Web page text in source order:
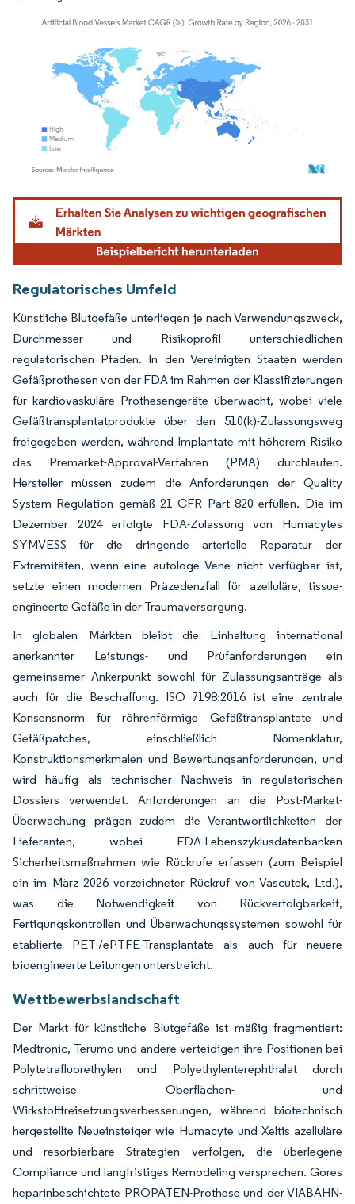
Bild © Mordor Intelligence. Wiederverwendung erfordert Namensnennung gemäß
Regulatorisches Umfeld
Künstliche Blutgefäße unterliegen je nach Verwendungszweck,
Durchmesser und Risikoprofil unterschiedlichen
regulatorischen Pfaden. In den Vereinigten Staaten werden
Gefäßprothesen von der FDA im Rahmen der Klassifizierungen
für kardiovaskuläre Prothesengeräte überwacht, wobei viele
Gefäßtransplantatprodukte über den 510(k)-Zulassungsweg
freigegeben werden, während Implantate mit höherem Risiko
das Premarket-Approval-Verfahren (PMA) durchlaufen.
Hersteller müssen zudem die Anforderungen der Quality
System Regulation gemäß 21 CFR Part 820 erfüllen. Die im
Dezember 2024 erfolgte FDA-Zulassung von Humacytes
SYMVESS für die dringende arterielle Reparatur der
Extremitäten, wenn eine autologe Vene nicht verfügbar ist,
setzte einen modernen Präzedenzfall für azelluläre, tissue-
engineerte Gefäße in der Traumaversorgung.
In globalen Märkten bleibt die Einhaltung international
anerkannter Leistungs- und Prüfanforderungen ein
gemeinsamer Ankerpunkt sowohl für Zulassungsanträge als
auch für die Beschaffung. ISO 7198:2016 ist eine zentrale
Konsensnorm für röhrenförmige Gefäßtransplantate und
Gefäßpatches, einschließlich Nomenklatur,
Konstruktionsmerkmalen und Bewertungsanforderungen, und
wird häufig als technischer Nachweis in regulatorischen
Dossiers verwendet. Anforderungen an die Post-Market-
Überwachung prägen zudem die Verantwortlichkeiten der
Lieferanten, wobei FDA-Lebenszyklusdatenbanken
Sicherheitsmaßnahmen wie Rückrufe erfassen (zum Beispiel
ein im März 2026 verzeichneter Rückruf von Vascutek, Ltd.),
was die Notwendigkeit von Rückverfolgbarkeit,
Fertigungskontrollen und Überwachungssystemen sowohl für
etablierte PET-/ePTFE-Transplantate als auch für neuere
bioengineerte Leitungen unterstreicht.
Wettbewerbslandschaft
Der Markt für künstliche Blutgefäße ist mäßig fragmentiert:
Medtronic, Terumo und andere verteidigen ihre Positionen bei
Polytetrafluorethylen und Polyethylenterephthalat durch
schrittweise Oberflächen- und
Wirkstofffreisetzungsverbesserungen, während biotechnisch
hergestellte Neueinsteiger wie Humacyte und Xeltis azelluläre
und resorbierbare Strategien verfolgen, die überlegene
Compliance und langfristiges Remodeling versprechen. Gores
heparinbeschichtete PROPATEN-Prothese und der VIABAHN-